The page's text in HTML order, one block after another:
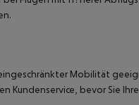
Mobilität
Kundenservice, bevor Sie